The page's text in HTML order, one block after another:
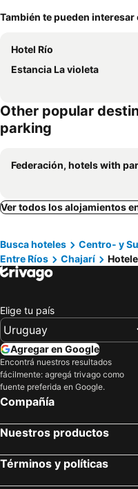
También te pueden interesar
Hotel Río
Estancia La violeta
Other popular
parking
Federación, hotels with parking
Ver todos los alojamientos
Busca hoteles Centro- y
Entre Ríos
Chajarí
Elige tu país
Agregar en Google
Encontrá nuestros resultados
fácilmente: agregá trivago como
fuente preferida en Google.
Compañía
Nuestros productos
Términos y políticas